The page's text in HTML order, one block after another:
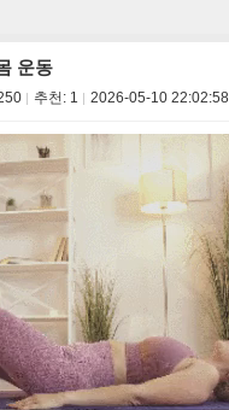
운동
추천: 1 2026-05-10 22:02:58